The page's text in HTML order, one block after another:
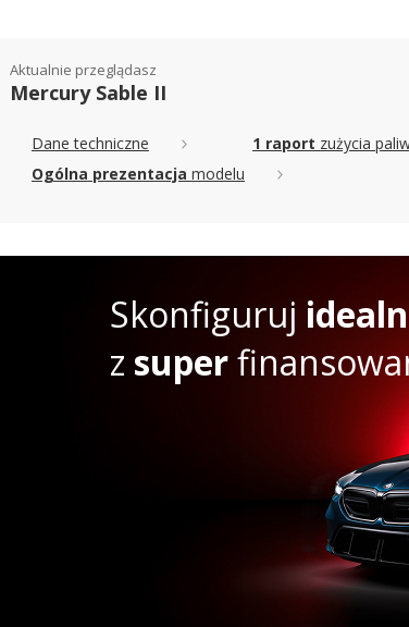
Aktualnie przeglądasz
Mercury Sable II
Dane techniczne 1 raport zużycia
Ogólna prezentacja modelu
Skonfiguruj
z super